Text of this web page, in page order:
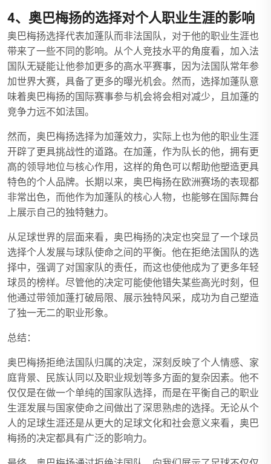
4、奥巴梅扬的选择对个人职业生涯的影响
奥巴梅扬选择代表加蓬队而非法国队，对于他的职业生涯也
带来了一些不同的影响。从个人竞技水平的角度看，加入法
国队无疑能让他参加更多的高水平赛事，因为法国队常年参
加世界大赛，具备了更多的曝光机会。然而，选择加蓬队意
味着奥巴梅扬的国际赛事参与机会将会相对减少，且加蓬的
竞争力远不如法国。
然而，奥巴梅扬选择为加蓬效力，实际上也为他的职业生涯
开辟了更具挑战性的道路。在加蓬，作为队长的他，拥有更
高的领导地位与核心作用，这样的角色可以帮助他塑造更具
特色的个人品牌。长期以来，奥巴梅扬在欧洲赛场的表现都
非常出色，而他作为加蓬队的核心人物，也能够在国际舞台
上展示自己的独特魅力。
从足球世界的层面来看，奥巴梅扬的决定也突显了一个球员
选择个人发展与球队使命之间的平衡。他在拒绝法国队的选
择中，强调了对国家队的责任，而这也使他成为了更多年轻
球员的榜样。尽管他的决定可能使他错失某些高光时刻，但
他通过带领加蓬打破局限、展示独特风采，成功为自己塑造
了独一无二的职业形象。
总结：
奥巴梅扬拒绝法国队归属的决定，深刻反映了个人情感、家
庭背景、民族认同以及职业规划等多方面的复杂因素。他不
仅仅是在做一个单纯的国家队选择，而是在平衡自己的职业
生涯发展与国家使命之间做出了深思熟虑的选择。无论从个
人的足球生涯还是从更大的足球文化和社会意义来看，奥巴
梅扬的决定都具有广泛的影响力。